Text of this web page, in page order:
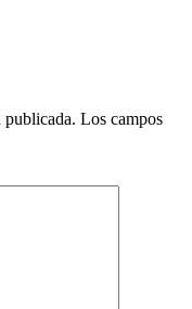
publicada. Los campos